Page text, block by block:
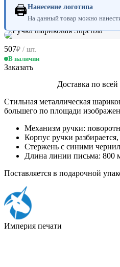
🖨Нанесение логотипа
На данный товар можно
507₽ / шт.
В наличии
Заказать
Доставка по
Стильная металлическая
большего по площади
Механизм ручки:
Корпус ручки
Стержень с синими
Длина линии письма: 800
Поставляется в подарочной
Империя печати